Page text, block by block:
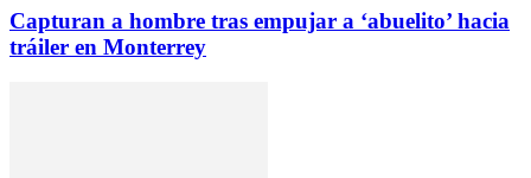
Capturan a hombre tras empujar a ‘abuelito’ hacia
tráiler en Monterrey